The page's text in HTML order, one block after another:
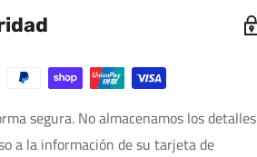
segura. No almacenamos los detalles
a la información de su tarjeta de